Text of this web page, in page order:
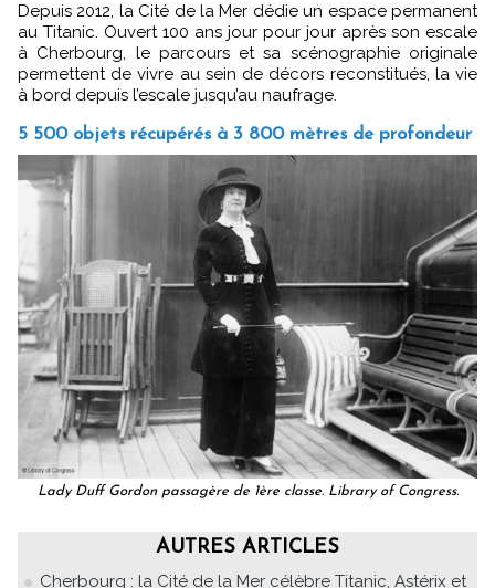
Depuis 2012, la Cité de la Mer dédie un espace permanent
au Titanic. Ouvert 100 ans jour pour jour après son escale
à Cherbourg, le parcours et sa scénographie originale
permettent de vivre au sein de décors reconstitués, la vie
à bord depuis l’escale jusqu’au naufrage.
5 500 objets récupérés à 3 800 mètres de profondeur
Lady Duff Gordon passagère de 1ère classe. Library of Congress.
AUTRES ARTICLES
Cherbourg : la Cité de la Mer célèbre Titanic, Astérix et